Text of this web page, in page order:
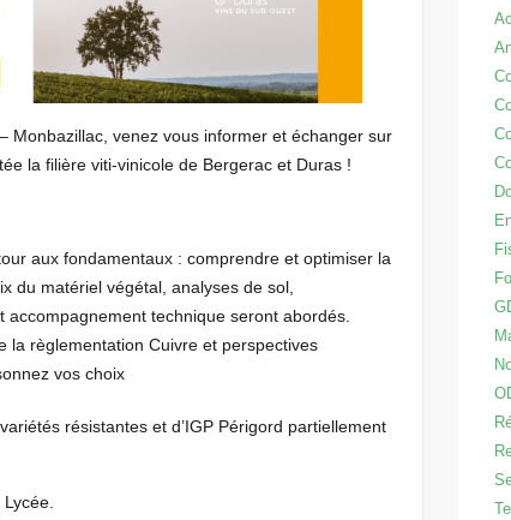
Monbazillac, venez vous informer et échanger sur
la filière viti-vinicole de Bergerac et Duras !
aux fondamentaux : comprendre et optimiser la
du matériel végétal, analyses de sol,
technique seront abordés.
la règlementation Cuivre et perspectives
vos choix
résistantes et d’IGP Périgord partiellement